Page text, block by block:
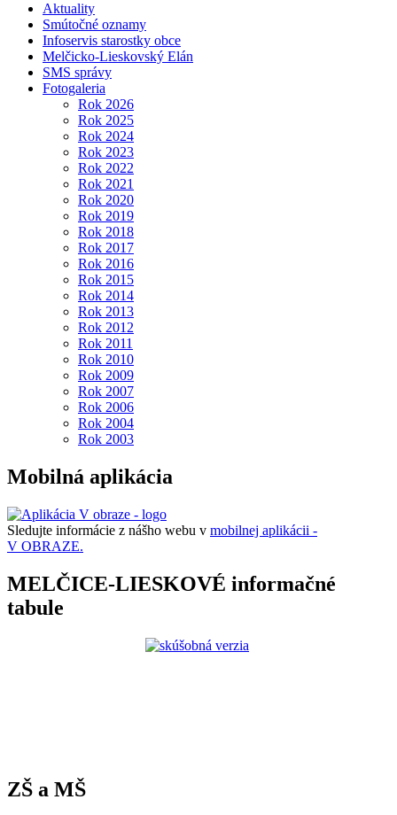
Aktuality
Smútočné oznamy
Infoservis starostky obce
Melčicko-Lieskovský Elán
SMS správy
Fotogaleria
Rok 2026
Rok 2025
Rok 2024
Rok 2023
Rok 2022
Rok 2021
Rok 2020
Rok 2019
Rok 2018
Rok 2017
Rok 2016
Rok 2015
Rok 2014
Rok 2013
Rok 2012
Rok 2011
Rok 2010
Rok 2009
Rok 2007
Rok 2006
Rok 2004
Rok 2003
Mobilná aplikácia
Sledujte informácie z nášho webu v mobilnej aplikácii -
V OBRAZE.
MELČICE-LIESKOVÉ informačné
tabule
ZŠ a MŠ